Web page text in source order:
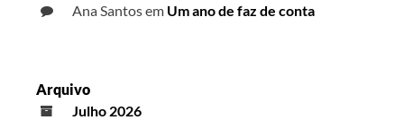
Ana Santosem Um ano de faz de conta
Arquivo
Julho 2026